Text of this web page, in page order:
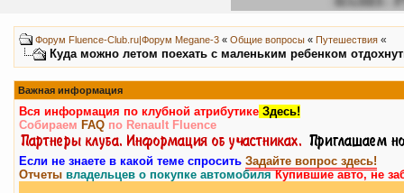
Форум Fluence-Club.ru|Форум Megane-3 « Общие вопросы « Путешествия «
Куда можно летом поехать с маленьким ребенком
Важная информация
Вся информация по клубной атрибутике Здесь!
Собираем FAQ по Renault Fluence
Если не знаете в какой теме спросить Задайте вопрос здесь!
Отчеты владельцев о покупке автомобиляКупившие авто, не